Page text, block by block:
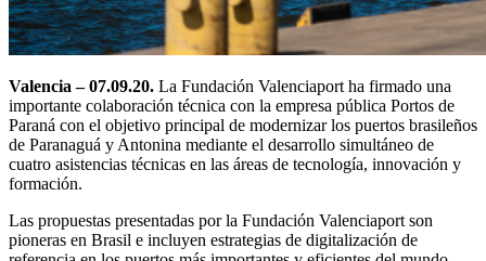
Valencia – 07.09.20. La Fundación Valenciaport ha firmado una
importante colaboración técnica con la empresa pública Portos de
Paraná con el objetivo principal de modernizar los puertos brasileños
de Paranaguá y Antonina mediante el desarrollo simultáneo de
cuatro asistencias técnicas en las áreas de tecnología, innovación y
formación.
Las propuestas presentadas por la Fundación Valenciaport son
pioneras en Brasil e incluyen estrategias de digitalización de